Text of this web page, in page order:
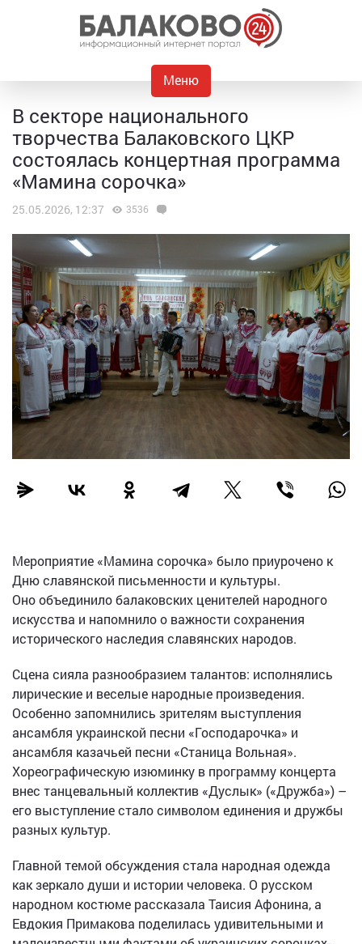
Меню
В секторе национального
творчества Балаковского ЦКР
состоялась концертная программа
«Мамина сорочка»
25.05.2026, 12:37 3536
Мероприятие «Мамина сорочка» было приурочено к
Дню славянской письменности и культуры.
Оно объединило балаковских ценителей народного
искусства и напомнило о важности сохранения
исторического наследия славянских народов.
Сцена сияла разнообразием талантов: исполнялись
лирические и веселые народные произведения.
Особенно запомнились зрителям выступления
ансамбля украинской песни «Господарочка» и
ансамбля казачьей песни «Станица Вольная».
Хореографическую изюминку в программу концерта
внес танцевальный коллектив «Дуслык» («Дружба») –
его выступление стало символом единения и дружбы
разных культур.
Главной темой обсуждения стала народная одежда
как зеркало души и истории человека. О русском
народном костюме рассказала Таисия Афонина, а
Евдокия Примакова поделилась удивительными и